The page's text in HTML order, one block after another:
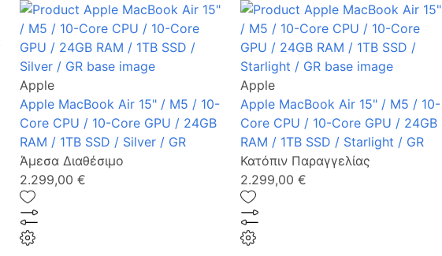
Apple
Apple MacBook Air 15" / M5 / 10-
Core CPU / 10-Core GPU / 24GB
RAM / 1TB SSD / Silver / GR
Άμεσα Διαθέσιμο
2.299,00 €
Apple
Apple MacBook Air 15" / M5 / 10-
Core CPU / 10-Core GPU / 24GB
RAM / 1TB SSD / Starlight / GR
Κατόπιν Παραγγελίας
2.299,00 €